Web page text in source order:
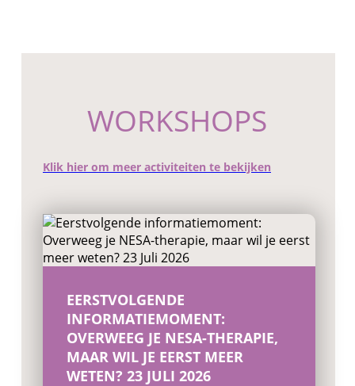
WORKSHOPS
Klik hier om meer activiteiten te bekijken
EERSTVOLGENDE
INFORMATIEMOMENT:
OVERWEEG JE NESA-THERAPIE,
MAAR WIL JE EERST MEER
WETEN? 23 JULI 2026